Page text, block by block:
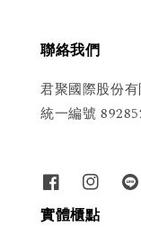
聯絡我們
君聚國際股份有
統一編號
實體櫃點